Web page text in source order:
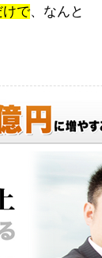
けで、なんと